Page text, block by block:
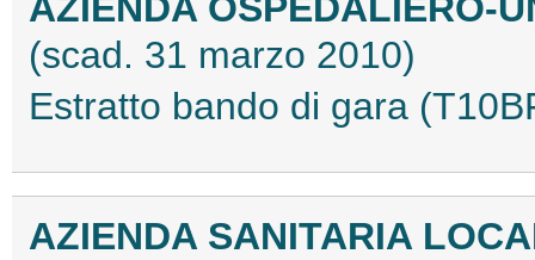
(scad. 31 marzo 2010)
Estratto bando di gara
AZIENDA SANITARIA